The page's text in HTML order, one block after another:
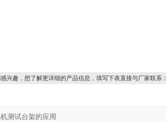
感兴趣，想了解更详细的产品信息，填写下表直接与厂家联系：